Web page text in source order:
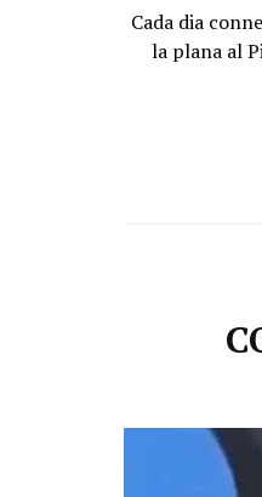
Cada dia
la plana al